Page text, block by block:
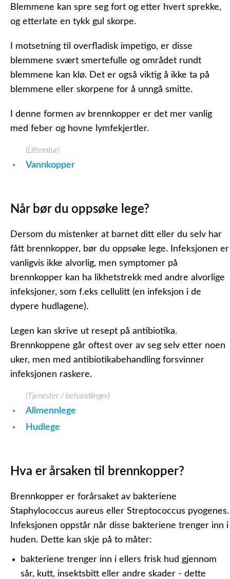
Blemmene kan spre seg fort og etter hvert sprekke,
og etterlate en tykk gul skorpe.
I motsetning til overfladisk impetigo, er disse
blemmene svært smertefulle og området rundt
blemmene kan klø. Det er også viktig å ikke ta på
blemmene eller skorpene for å unngå smitte.
I denne formen av brennkopper er det mer vanlig
med feber og hovne lymfekjertler.
(Litteratur)
Vannkopper
Når bør du oppsøke lege?
Dersom du mistenker at barnet ditt eller du selv har
fått brennkopper, bør du oppsøke lege. Infeksjonen er
vanligvis ikke alvorlig, men symptomer på
brennkopper kan ha likhetstrekk med andre alvorlige
infeksjoner, som f.eks cellulitt (en infeksjon i de
dypere hudlagene).
Legen kan skrive ut resept på antibiotika.
Brennkoppene går oftest over av seg selv etter noen
uker, men med antibiotikabehandling forsvinner
infeksjonen raskere.
(Tjenester / behandlinger)
Allmennlege
Hudlege
Hva er årsaken til brennkopper?
Brennkopper er forårsaket av bakteriene
Staphylococcus aureus eller Streptococcus pyogenes.
Infeksjonen oppstår når disse bakteriene trenger inn i
huden. Dette kan skje på to måter:
bakteriene trenger inn i ellers frisk hud gjennom
sår, kutt, insektsbitt eller andre skader - dette